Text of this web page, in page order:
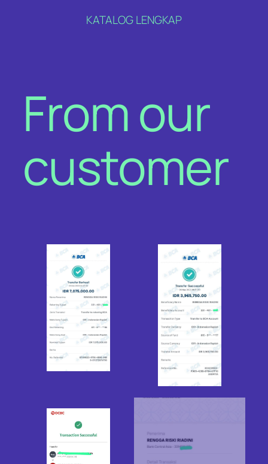
KATALOG LENGKAP
From our
customer